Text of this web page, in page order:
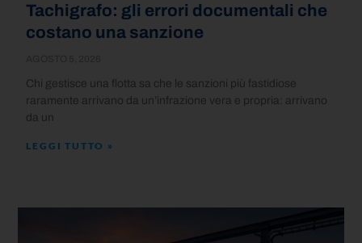
Tachigrafo: gli errori documentali che
costano una sanzione
Chi gestisce una flotta sa che le sanzioni più fastidiose
raramente arrivano da un’infrazione vera e propria: arrivano
da un
LEGGI TUTTO »